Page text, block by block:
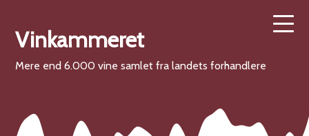
Vinkammeret
Mere end 6.000 vine samlet fra landets forhandlere